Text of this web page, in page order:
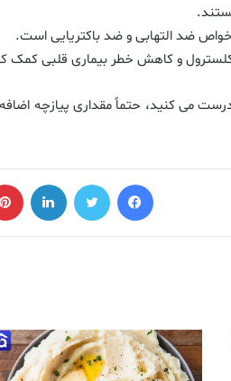
ضد التهابی و ضد باکتریایی است.
و کاهش خطر بیماری قلبی کمک
می کنید، حتماً مقداری پیازچه
فیس بوک توییتر